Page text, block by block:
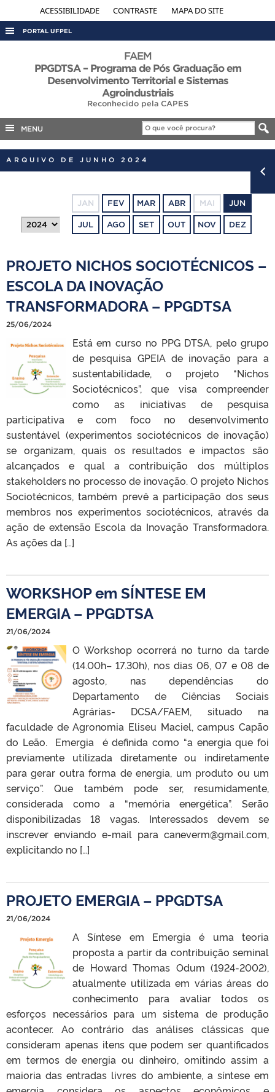
ACESSIBILIDADE CONTRASTE MAPA DO SITE
PORTAL UFPEL
AUDITORIA
INTERNACIONAL
TELEFONES
FAEM
PPGDTSA – Programa de Pós Graduação em
Desenvolvimento Territorial e Sistemas
Agroindustriais
Reconhecido pela CAPES
MENU
ARQUIVO DE JUNHO 2024
JAN FEV MAR ABR MAI JUN
JUL AGO SET OUT NOV DEZ
PROJETO NICHOS SOCIOTÉCNICOS –
ESCOLA DA INOVAÇÃO
TRANSFORMADORA – PPGDTSA
25/06/2024
Está em curso no PPG DTSA, pelo grupo
de pesquisa GPEIA de inovação para a
sustentabilidade, o projeto “Nichos
Sociotécnicos”, que visa compreender
como as iniciativas de pesquisa
participativa e com foco no desenvolvimento
sustentável (experimentos sociotécnicos de inovação)
se organizam, quais os resultados e impactos são
alcançados e qual a contribuição dos múltiplos
stakeholders no processo de inovação. O projeto Nichos
Sociotécnicos, também prevê a participação dos seus
membros nos experimentos sociotécnicos, através da
ação de extensão Escola da Inovação Transformadora.
As ações da […]
WORKSHOP em SÍNTESE EM
EMERGIA – PPGDTSA
21/06/2024
O Workshop ocorrerá no turno da tarde
(14.00h– 17.30h), nos dias 06, 07 e 08 de
agosto, nas dependências do
Departamento de Ciências Sociais
Agrárias- DCSA/FAEM, situado na
faculdade de Agronomia Eliseu Maciel, campus Capão
do Leão. Emergia é definida como “a energia que foi
previamente utilizada diretamente ou indiretamente
para gerar outra forma de energia, um produto ou um
serviço”. Que também pode ser, resumidamente,
considerada como a “memória energética”. Serão
disponibilizadas 18 vagas. Interessados devem se
inscrever enviando e-mail para caneverm@gmail.com,
explicitando no […]
PROJETO EMERGIA – PPGDTSA
21/06/2024
A Síntese em Emergia é uma teoria
proposta a partir da contribuição seminal
de Howard Thomas Odum (1924-2002),
atualmente utilizada em várias áreas do
conhecimento para avaliar todos os
esforços necessários para um sistema de produção
acontecer. Ao contrário das análises clássicas que
consideram apenas itens que podem ser quantificados
em termos de energia ou dinheiro, omitindo assim a
maioria das entradas livres do ambiente, a síntese em